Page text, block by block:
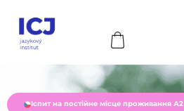
Іспит на постійне місце проживання А2